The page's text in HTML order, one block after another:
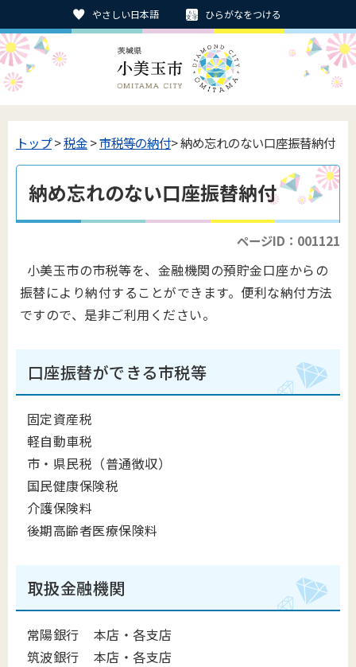
やさしい日本語 ひらがなをつける
トップ>税金>市税等の納付> 納め忘れのない口座振替納付
納め忘れのない口座振替納付
ページID：001121
小美玉市の市税等を、金融機関の預貯金口座からの
振替により納付することができます。便利な納付方法
ですので、是非ご利用ください。
口座振替ができる市税等
固定資産税
軽自動車税
市・県民税（普通徴収）
国民健康保険税
介護保険料
後期高齢者医療保険料
取扱金融機関
常陽銀行 本店・各支店
筑波銀行 本店・各支店